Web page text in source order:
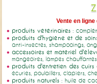
Vente en
produits vétérinaires :
produits d'hygiène et de
anti-insectes, shampooings,
accessoires et matériel
mangeoires, lampes chauffantes
produits d'entretien des
écuries, poulaillers, clapiers,
produits naturels : huile de